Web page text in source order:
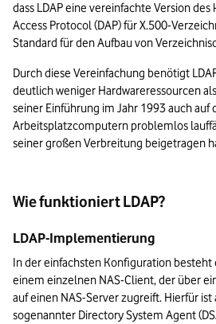
dass LDAP eine vereinfachte Version
Access Protocol (DAP) für X.500-
Standard für den Aufbau von
Durch diese Vereinfachung benötigt
deutlich weniger Hardwareressourcen
seiner Einführung im Jahr 1993 auch auf
Arbeitsplatzcomputern problemlos
seiner großen Verbreitung beigetragen
Wie funktioniert LDAP?
LDAP-Implementierung
In der einfachsten Konfiguration besteht
einem einzelnen NAS-Client, der über
auf einen NAS-Server zugreift. Hierfür
sogenannter Directory System Agent